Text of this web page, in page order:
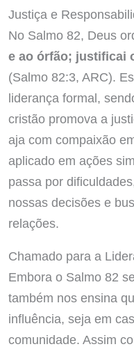
Justiça e
No Salmo 82, Deus
e ao órfão; justificai
(Salmo 82:3, ARC).
liderança formal,
cristão promova a
aja com compaixão
aplicado em ações
passa por
nossas decisões e
relações.
Chamado para a
Embora o Salmo 82
também nos ensina
influência, seja em
comunidade. Assim